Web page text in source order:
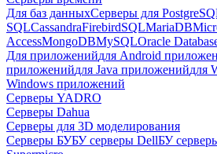
Для баз данныхСерверы для
SQLCassandraFirebirdSQLMariaDB
AccessMongoDBMySQLOracle
Для приложенийдля Android
приложенийдля Java приложенийдля
Windows приложений
Серверы YADRO
Серверы Dahua
Серверы для 3D моделирования
Серверы БУБУ серверы DellБУ